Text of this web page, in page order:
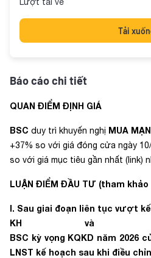
Tải
Báo cáo chi tiết
QUAN ĐIỂM ĐỊNH GIÁ
BSC duy trì khuyến nghị MUA
+37% so với giá đóng cửa ngày
so với giá mục tiêu gần nhất (link)
LUẬN ĐIỂM ĐẦU TƯ (tham
I. Sau giai đoạn liên tục vượt
KH và
BSC kỳ vọng KQKD năm 2026
LNST kế hoạch sau khi điều